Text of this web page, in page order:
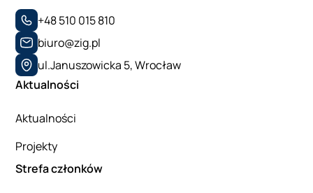
+48 510 015 810
biuro@zig.pl
ul.Januszowicka 5, Wrocław
Aktualności
Aktualności
Projekty
Strefa członków